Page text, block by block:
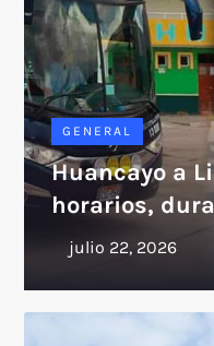
GENERAL
Huancayo a
horarios,